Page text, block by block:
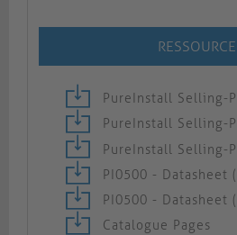
PureInstall Selling-
PureInstall Selling-
PureInstall Selling-
PI0500 - Datasheet
PI0500 - Datasheet
Catalogue Pages